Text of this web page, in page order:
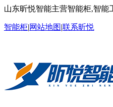
山东昕悦智能主营智能柜,智能
智能柜|网站地图|联系昕悦